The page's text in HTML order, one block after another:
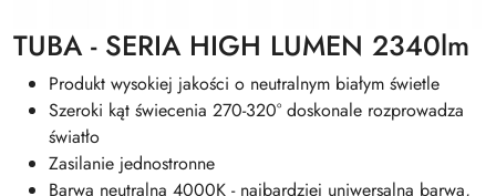
TUBA - SERIA HIGH LUMEN 2340lm
Produkt wysokiej jakości o neutralnym białym świetle
Szeroki kąt świecenia 270-320° doskonale rozprowadza
światło
Zasilanie jednostronne
Barwa neutralna 4000K - najbardziej uniwersalna barwa,